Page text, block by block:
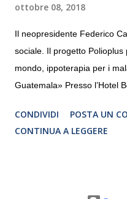
ottobre 08, 2018
Il neopresidente Federico
sociale. Il progetto
mondo, ippoterapia per i
Guatemala» Presso l’Hotel
programmazione del Rotary
i quaranta anni di attività.
CONDIVIDI
POSTA UN
CONTINUA A LEGGERE